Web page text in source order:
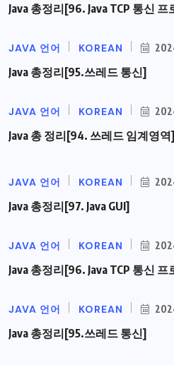
Java 총정리[96. Java TCP 통신
JAVA 언어 KOREAN
Java 총정리[95.쓰레드 통신]
JAVA 언어 KOREAN
Java 총 정리[94. 쓰레드 임계영역]
JAVA 언어 KOREAN
Java 총정리[97. Java GUI]
JAVA 언어 KOREAN
Java 총정리[96. Java TCP 통신 프
JAVA 언어 KOREAN
Java 총정리[95.쓰레드 통신]